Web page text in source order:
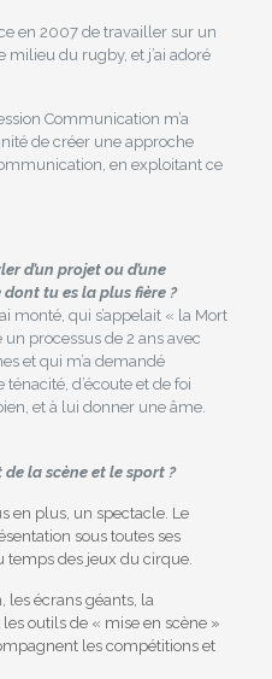
en 2007 de travailler sur un
milieu du rugby, et j’ai adoré
Communication m’a
de créer une approche
en exploitant ce
d’un projet ou d’une
tu es la plus fière ?
monté, qui s’appelait « la Mort
processus de 2 ans avec
et qui m’a demandé
d’écoute et de foi
et à lui donner une âme.
la scène et le sport ?
en plus, un spectacle. Le
sous toutes ses
temps des jeux du cirque.
les écrans géants, la
outils de « mise en scène »
les compétitions et